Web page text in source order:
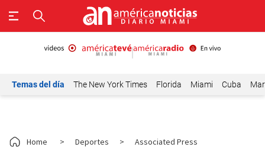
Temas del día The New York Times Florida Miami Cuba
Home > Deportes > Associated Press